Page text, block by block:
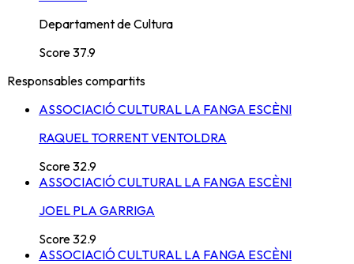
Departament de Cultura
Score37.9
Responsables compartits
ASSOCIACIÓ CULTURAL LA FANGA ESCÈNI
RAQUEL TORRENT VENTOLDRA
Score32.9
ASSOCIACIÓ CULTURAL LA FANGA ESCÈNI
JOEL PLA GARRIGA
Score32.9
ASSOCIACIÓ CULTURAL LA FANGA ESCÈNI